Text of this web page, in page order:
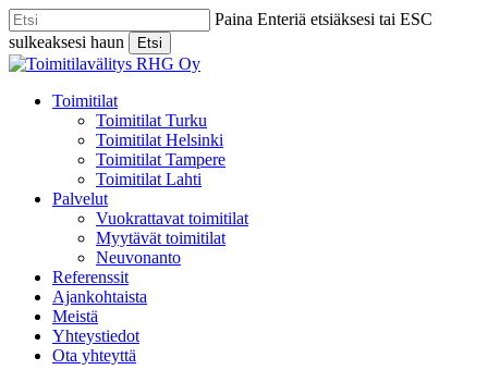
Skip
to
main
content
Paina Enteriä etsiäksesi tai ESC
sulkeaksesi haun
Etsi
Close
Menu
Toimitilat
Toimitilat Turku
Toimitilat Helsinki
Toimitilat Tampere
Toimitilat Lahti
Palvelut
Vuokrattavat toimitilat
Myytävät toimitilat
Neuvonanto
Referenssit
Ajankohtaista
Meistä
Yhteystiedot
Ota yhteyttä